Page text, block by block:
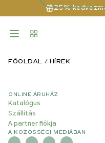
25%
FŐOLDAL HÍREK
ONLINE ÁRUHÁZ
Katalógus
Szállítás
A partner fiókja
A KÖZÖSSÉGI MEDIÁBAN